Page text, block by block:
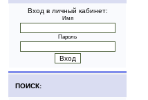
Вход в личный кабинет:
Имя
Пароль
ПОИСК: